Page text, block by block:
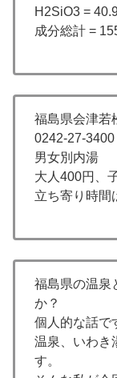
H2SiO3 =
成分総計 =
福島県会津若
0242-27-3400
男女別内湯
大人400円、
立ち寄り時間
福島県の温泉
か？
個人的な話で
温泉、いわき
す。